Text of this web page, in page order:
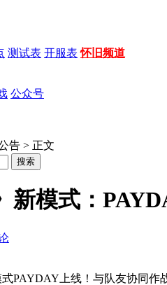
测试表 开服表 怀旧频道
公众号
告 > 正文
新模式：
式PAYDAY上线！与队友协同